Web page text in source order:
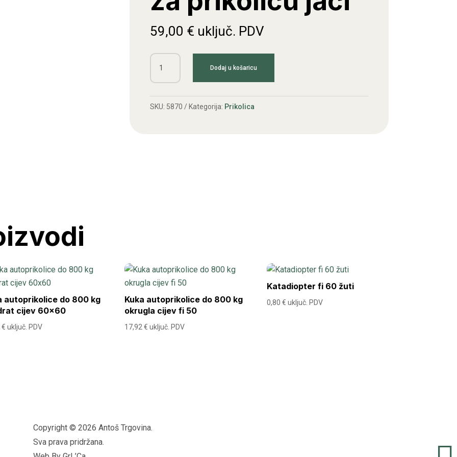
59,00 € uključ. PDV
Kotač
potporni
prikolicu
Dodaj u košaricu
SKU: 5870 Kategorija: Prikolica
autoprikolice do 800 kg
cijev 60×60
€ uključ. PDV
Kuka autoprikolice do 800 kg
okrugla cijev fi 50
17,92€ uključ. PDV
Katadiopter fi 60 žuti
0,80€ uključ. PDV
Copyright © 2026 Antoš Trgovina.
Sva prava pridržana.